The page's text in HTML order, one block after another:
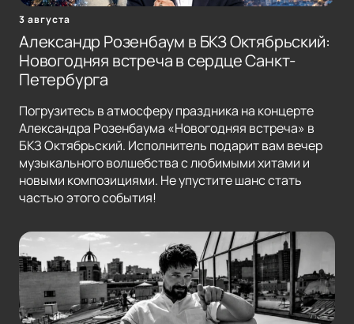
3 августа
Александр Розенбаум в БКЗ Октябрьский:
Новогодняя встреча в сердце Санкт-
Петербурга
Погрузитесь в атмосферу праздника на концерте
Александра Розенбаума «Новогодняя встреча» в
БКЗ Октябрьский. Исполнитель подарит вам вечер
музыкального волшебства с любимыми хитами и
новыми композициями. Не упустите шанс стать
частью этого события!